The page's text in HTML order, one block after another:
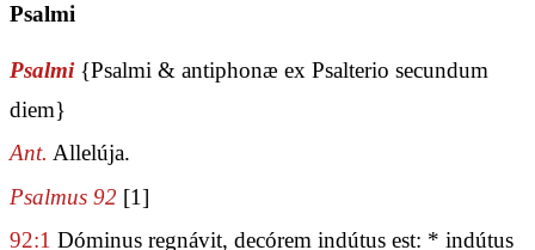
Psalmi
Psalmi {Psalmi & antiphonæ ex Psalterio secundum
diem}
Ant. Allelúja.
Psalmus 92 [1]
92:1 Dóminus regnávit, decórem indútus est: * indútus